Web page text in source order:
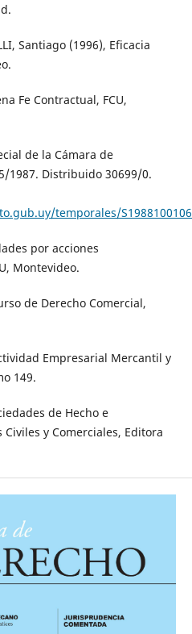
Santiago (1996), Eficacia
Fe Contractual, FCU,
de la Cámara de
1987. Distribuido 30699/0.
temporales/
por acciones
Montevideo.
de Derecho Comercial,
Empresarial Mercantil y
149.
de Hecho e
y Comerciales, Editora